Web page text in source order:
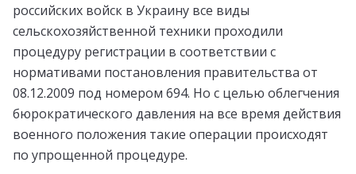
российских войск в Украину все виды
сельскохозяйственной техники проходили
процедуру регистрации в соответствии с
нормативами постановления правительства от
08.12.2009 под номером 694. Но с целью облегчения
бюрократического давления на все время действия
военного положения такие операции происходят
по упрощенной процедуре.